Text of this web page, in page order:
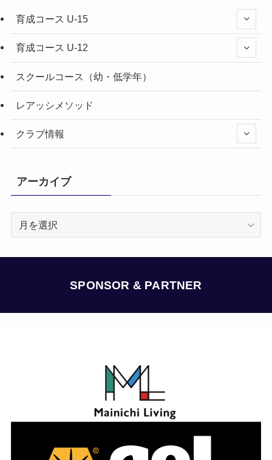
育成コース U-15
育成コース U-12
スクールコース（幼・低学年）
レアッシメソッド
クラブ情報
アーカイブ
SPONSOR & PARTNER